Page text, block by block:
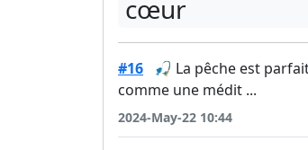
cœur
#16
🎣 La pêche est
comme une médit ...
2024-May-22 10:44